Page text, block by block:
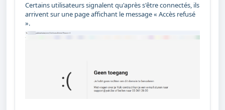
Certains utilisateurs signalent qu'après s'être connectés, ils
arrivent sur une page affichant le message « Accès refusé
».